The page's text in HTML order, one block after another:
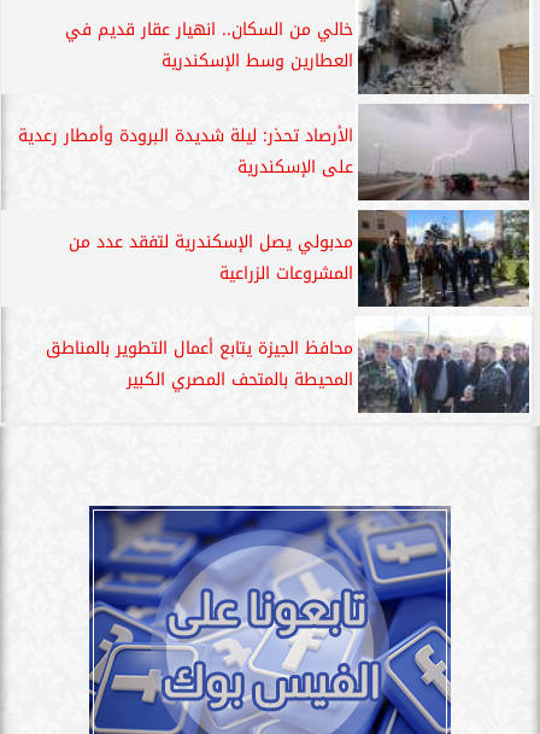
خالي من السكان.. انهيار عقار قديم في
العطارين وسط الإسكندرية
الأرصاد تحذر: ليلة شديدة البرودة وأمطار رعدية
على الإسكندرية
مدبولي يصل الإسكندرية لتفقد عدد من
المشروعات الزراعية
محافظ الجيزة يتابع أعمال التطوير بالمناطق
المحيطة بالمتحف المصري الكبير